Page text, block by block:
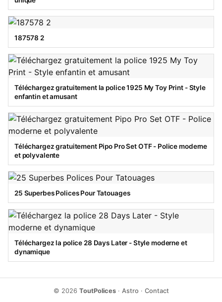
187578 2
Téléchargez gratuitement la police 1925 My Toy Print - Style
enfantin et amusant
Téléchargez gratuitement Pipo Pro Set OTF - Police moderne
et polyvalente
25 Superbes Polices Pour Tatouages
Téléchargez la police 28 Days Later - Style moderne et
dynamique
© 2026 ToutPolices· Astro · Contact